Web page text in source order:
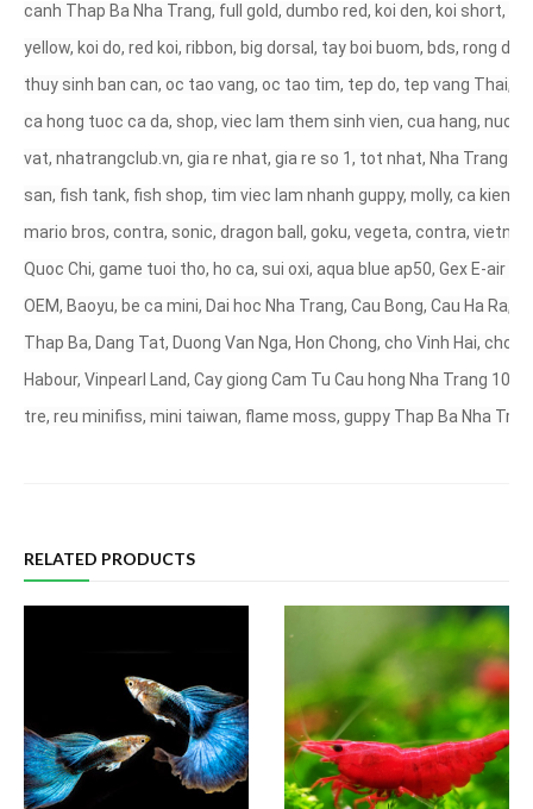
canh Thap Ba Nha Trang, full gold, dumbo red, koi den, koi short,
yellow, koi do, red koi, ribbon, big dorsal, tay boi buom, bds, rong
thuy sinh ban can, oc tao vang, oc tao tim, tep do, tep vang Thai,
ca hong tuoc ca da, shop, viec lam them sinh vien, cua hang, nuoi
vat, nhatrangclub.vn, gia re nhat, gia re so 1, tot nhat, Nha Trang
san, fish tank, fish shop, tim viec lam nhanh guppy, molly, ca kiem
mario bros, contra, sonic, dragon ball, goku, vegeta, contra,
Quoc Chi, game tuoi tho, ho ca, sui oxi, aqua blue ap50, Gex E-air
OEM, Baoyu, be ca mini, Dai hoc Nha Trang, Cau Bong, Cau Ha Ra,
Thap Ba, Dang Tat, Duong Van Nga, Hon Chong, cho Vinh Hai, cho
Habour, Vinpearl Land, Cay giong Cam Tu Cau hong Nha Trang
tre, reu minifiss, mini taiwan, flame moss, guppy Thap Ba Nha
RELATED PRODUCTS